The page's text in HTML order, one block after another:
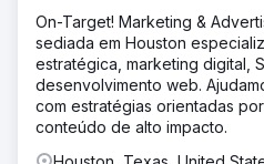
On-Target! Marketing &
sediada em Houston
estratégica, marketing digital,
desenvolvimento web.
com estratégias orientadas
conteúdo de alto impacto.